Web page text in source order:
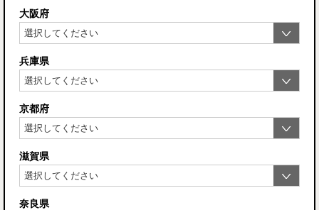
大阪府
兵庫県
京都府
滋賀県
奈良県